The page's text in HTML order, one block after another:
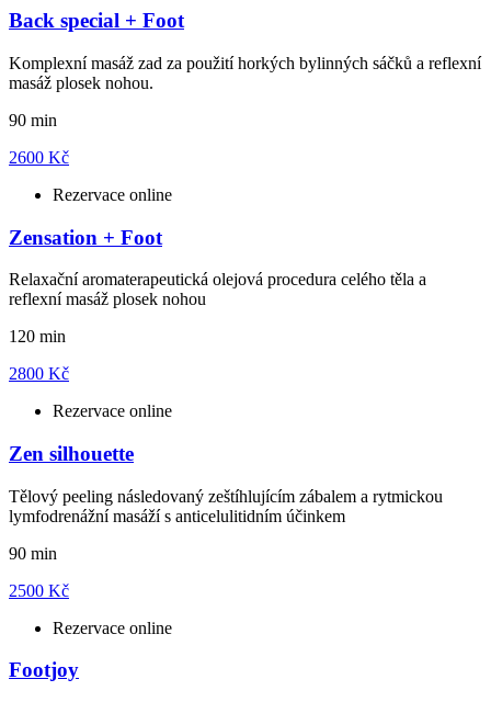
Back special + Foot
Komplexní masáž zad za použití horkých bylinných sáčků a reflexní
masáž plosek nohou.
90 min
2600 Kč
Rezervace online
Zensation + Foot
Relaxační aromaterapeutická olejová procedura celého těla a
reflexní masáž plosek nohou
120 min
2800 Kč
Rezervace online
Zen silhouette
Tělový peeling následovaný zeštíhlujícím zábalem a rytmickou
lymfodrenážní masáží s anticelulitidním účinkem
90 min
2500 Kč
Rezervace online
Footjoy